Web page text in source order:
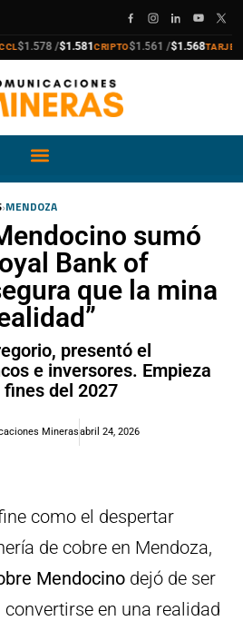
$1.578 /$1.581CRIPTO
compra$1.561 /
venta $1.568TARJETA
compra
venta
›MENDOZA
sumó
Bank of
que la mina
presentó el
e inversores. Empieza
del 2027
Minerasabril 24, 2026
como el despertar
de cobre en Mendoza,
Mendocino dejó de ser
en una realidad